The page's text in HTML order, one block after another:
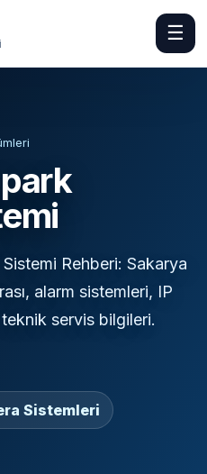
☰
Rehberi: Sakarya
alarm sistemleri, IP
servis bilgileri.
Sistemleri